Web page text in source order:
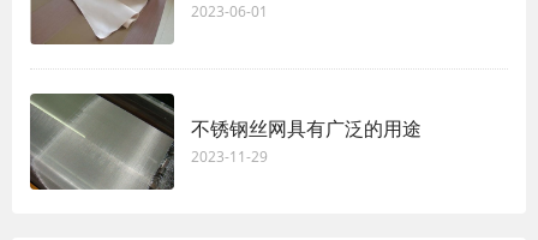
2023-06-01
不锈钢丝网具有广泛的用途
2023-11-29